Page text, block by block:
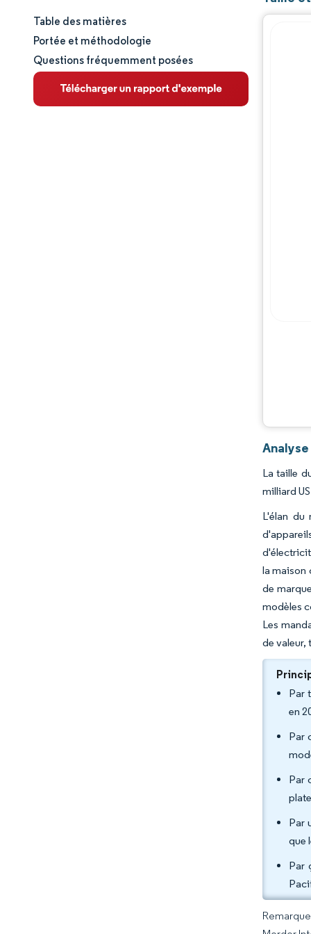
Taille et part de marché
Analyse du marché
Tendances et perspectives
Table des matières
Portée et méthodologie
Questions fréquemment posées
La taille
milliard
L'élan du
la maison
de
modèles
Les
de valeur,
Par
en
Par
Par
Par
que
Par